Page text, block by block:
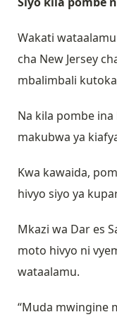
Wakati
cha New Jersey
mbalimbali
Na kila pombe
makubwa ya
Kwa kawaida,
hivyo siyo ya
Mkazi wa Dar es
moto hivyo ni
wataalamu.
“Muda mwingine